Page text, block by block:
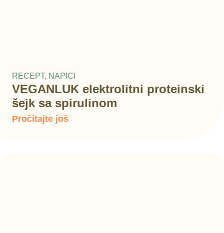
RECEPT, NAPICI
VEGANLUK elektrolitni proteinski
šejk sa spirulinom
Pročitajte još